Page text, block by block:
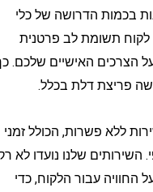
הדרושה של כלי
תשומת לב פרטנית
האישיים שלכם. כך
דלת בכלל.
פשרות, הכולל זמני
שלנו נועדו לא רק
עבור הלקוח, כדי